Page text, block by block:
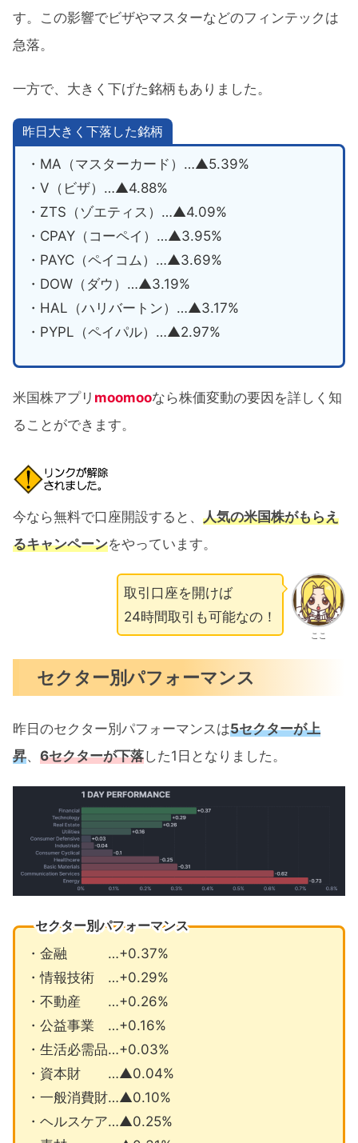
す。この影響でビザやマスターなどのフィンテックは
急落。
一方で、大きく下げた銘柄もありました。
昨日大きく下落した銘柄
・MA（マスターカード）…▲5.39%
・V（ビザ）…▲4.88%
・ZTS（ゾエティス）…▲4.09%
・CPAY（コーペイ）…▲3.95%
・PAYC（ペイコム）…▲3.69%
・DOW（ダウ）…▲3.19%
・HAL（ハリバートン）…▲3.17%
・PYPL（ペイパル）…▲2.97%
米国株アプリ moomooなら株価変動の要因を詳しく知
ることができます。
今なら無料で口座開設すると、 人気の米国株がもらえ
るキャンペーンをやっています。
ここ
取引口座を開けば
24時間取引も可能なの！
セクター別パフォーマンス
昨日のセクター別パフォーマンスは5セクターが上
昇、 6セクターが下落した1日となりました。
セクター別パフォーマンス
・金融 …+0.37%
・情報技術 …+0.29%
・不動産 …+0.26%
・公益事業 …+0.16%
・生活必需品…+0.03%
・資本財 …▲0.04%
・一般消費財…▲0.10%
・ヘルスケア…▲0.25%